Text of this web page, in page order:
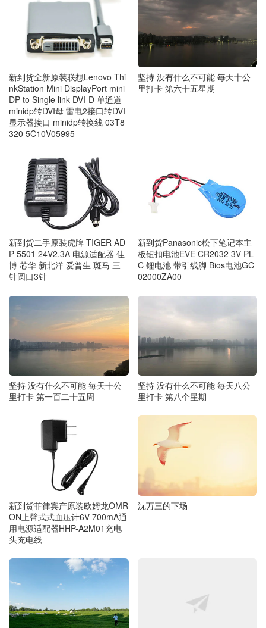
新到货全新原装联想Lenovo Thi
nkStation Mini DisplayPort mini
DP to Single link DVI-D 单通道
minidp转DVI母 雷电2接口转DVI
显示器接口 minidp转换线 03T8
320 5C10V05995
坚持 没有什么不可能 毎天十公
里打卡 第六十五星期
新到货二手原装虎牌 TIGER AD
P-5501 24V2.3A 电源适配器 佳
博 芯华 新北洋 爱普生 斑马 三
针圆口3针
新到货Panasonic松下笔记本主
板钮扣电池EVE CR2032 3V PL
C 锂电池 带引线脚 Bios电池GC
02000ZA00
坚持 没有什么不可能 毎天十公
里打卡 第一百二十五周
坚持 没有什么不可能 毎天八公
里打卡 第八个星期
新到货菲律宾产原装欧姆龙OMR
ON上臂式式血压计6V 700mA通
用电源适配器HHP-A2M01充电
头充电线
沈万三的下场